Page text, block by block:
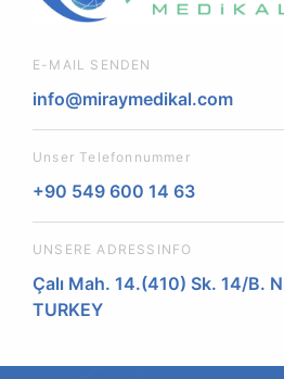
E-MAIL SENDEN
info@miraymedikal.com
Unser Telefonnummer
+90 549 600 14 63
UNSERE ADRESSINFO
Çalı Mah. 14.(410) Sk. 14/B.
TURKEY